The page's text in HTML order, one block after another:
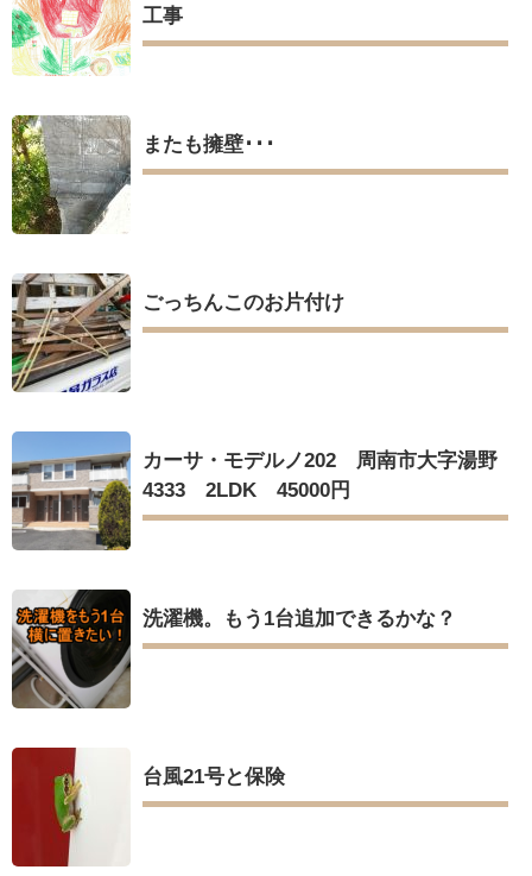
工事
またも擁壁･･･
ごっちんこのお片付け
カーサ・モデルノ202 周南市大字湯野
4333 2LDK 45000円
洗濯機。もう1台追加できるかな？
台風21号と保険